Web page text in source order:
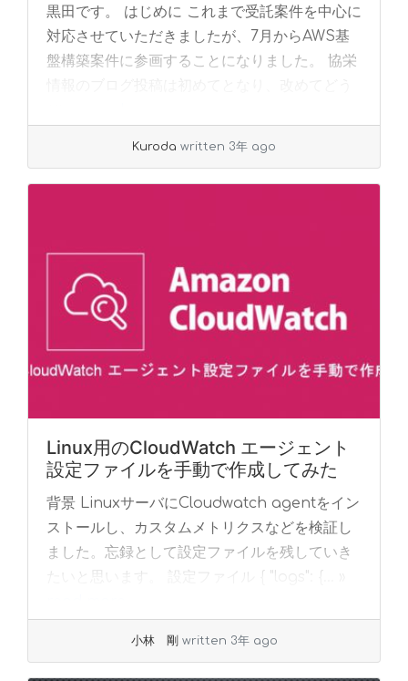
黒田です。 はじめに これまで受託案件を中心に
対応させていただきましたが、7月からAWS基
盤構築案件に参画することになりました。 協栄
Kuroda written 3年 ago
Linux用のCloudWatch エージェント
設定ファイルを手動で作成してみた
背景 LinuxサーバにCloudwatch agentをイン
ストールし、カスタムメトリクスなどを検証し
ました。忘録として設定ファイルを残していき
たいと思います。 設定ファイル { "logs": {... »
小林 剛 written 3年 ago